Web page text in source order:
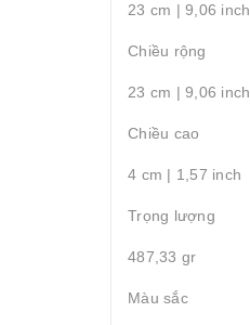
23 cm | 9,06 inch
Chiều rộng
23 cm | 9,06 inch
Chiều cao
4 cm | 1,57 inch
Trọng lượng
487,33 gr
Màu sắc